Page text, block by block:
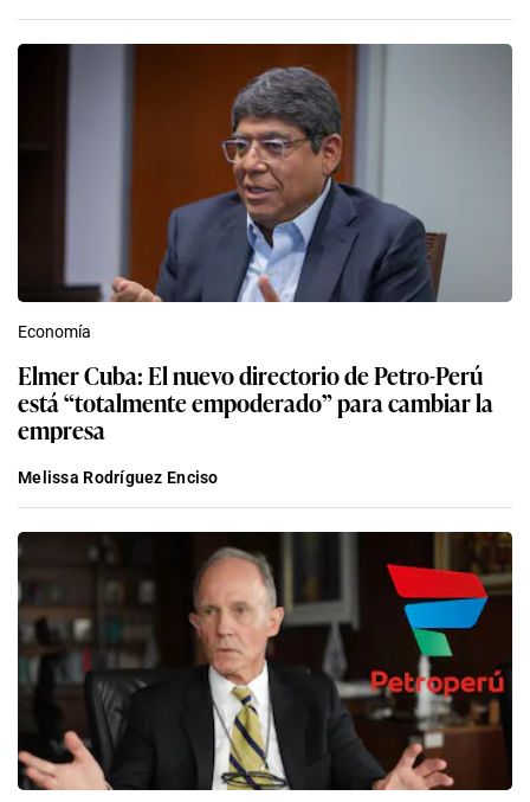
Economía
Elmer Cuba: El nuevo directorio de Petro-Perú
está “totalmente empoderado” para cambiar la
empresa
Melissa Rodríguez Enciso